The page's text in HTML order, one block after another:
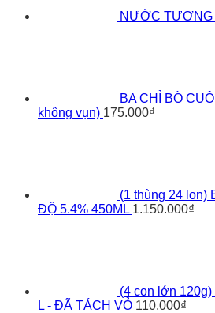
NƯỚC TƯƠNG
BA CHỈ BÒ
không vụn) 175.000₫
(1 thùng 24 lon)
ĐỘ 5.4% 450ML 1.150.000₫
(4 con lớn
L - ĐÃ TÁCH VỎ 110.000₫